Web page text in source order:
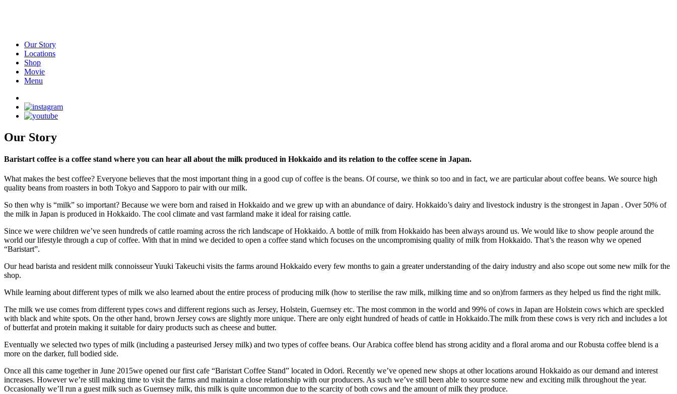
Our Story
Locations
Shop
Movie
Menu
Our Story
Baristart coffee is a coffee stand where you can hear all about the milk produced in Hokkaido and its relation to the coffee scene in Japan.
What makes the best coffee? Everyone believes that the most important thing in a good cup of coffee is the beans. Of course, we think so too and in fact, we are particular about coffee beans. We source high
quality beans from roasters in both Tokyo and Sapporo to pair with our milk.
So then why is “milk” so important? Because we were born and raised in Hokkaido and we grew up with an abundance of dairy. Hokkaido’s dairy and livestock industry is the strongest in Japan . Over 50% of
the milk in Japan is produced in Hokkaido. The cool climate and vast farmland make it ideal for raising cattle.
Since we were children we’ve seen hundreds of cattle roaming across the rich landscape of Hokkaido. A bottle of milk from Hokkaido has been always around us. We would like to show people around the
world our lifestyle through a cup of coffee. With that in mind we decided to open a coffee stand which focuses on the uncompromising quality of milk from Hokkaido. That’s the reason why we opened
“Baristart”.
Our head barista and resident milk connoisseur Yuuki Takeuchi visits the farms around Hokkaido every few months to gain a greater understanding of the dairy industry and also scope out some new milk for the
shop.
While learning about different types of milk we also learned about the entire process of producing milk (how to sterilise the raw milk, milking time and so on)from farmers as they helped us find the right milk.
The milk we use comes from different types cows and different regions such as Jersey, Holstein, Guernsey etc. The most common in the world and 99% of cows in Japan are Holstein cows which are speckled
with black and white spots. On the other hand, brown Jersey cows are slightly more unique. There are only eight hundred of heads of cattle in Hokkaido.The milk from these cows is very rich and includes a lot
of butterfat and protein making it suitable for dairy products such as cheese and butter.
Eventually we selected two types of milk (including a pasteurised Jersey milk) and two types of coffee beans. Our Arabica coffee blend has strong acidity and a floral aroma and our Robusta coffee blend is a
more on the darker, full bodied side.
Once all this came together in June 2015we opened our first cafe “Baristart Coffee Stand” located in Odori. Recently we’ve opened new shops at other locations around Hokkaido as our demand and interest
increases. However we’re still making time to visit the farms and maintain a close relationship with our producers. As such we’ve still been able to source some new and exciting milk throughout the year.
Occasionally we’ll run a guest milk such as Guernsey milk, this milk is quite uncommon due to the scarcity of both cows and the amount of milk they produce.